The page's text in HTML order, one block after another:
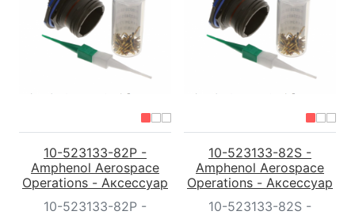
10-523133-82P -
Amphenol Aerospace
Operations - Аксессуар
10-523133-82P -
10-523133-82S -
Amphenol Aerospace
Operations - Аксессуар
10-523133-82S -